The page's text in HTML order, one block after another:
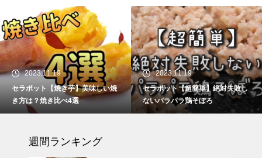
2023.11.19
セラポット【焼き芋】美味しい焼
き方は？焼き比べ4選
2023.11.19
セラポット【超簡単】絶対失敗し
ないパラパラ鶏そぼろ
週間ランキング